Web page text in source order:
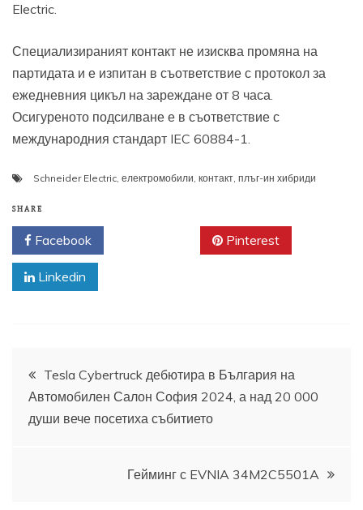
Electric.
Специализираният контакт не изисква промяна на
партидата и е изпитан в съответствие с протокол за
ежедневния цикъл на зареждане от 8 часа.
Осигуреното подсилване е в съответствие с
международния стандарт IEC 60884-1.
Schneider Electric, електромобили, контакт, плъг-ин хибриди
SHARE
Facebook Pinterest
Linkedin
Навигация
Tesla Cybertruck дебютира в България на
Автомобилен Салон София 2024, а над 20 000
души вече посетиха събитието
Гейминг с EVNIA 34M2C5501A